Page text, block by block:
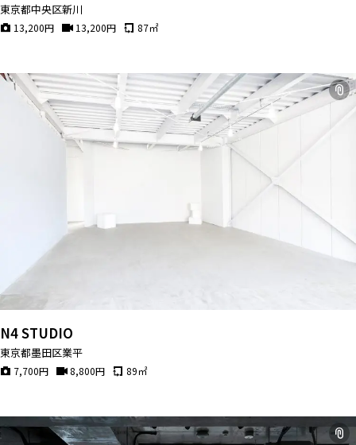
東京都中央区新川
13,200円 13,200円 87㎡
N4 STUDIO
東京都墨田区業平
7,700円 8,800円 89㎡